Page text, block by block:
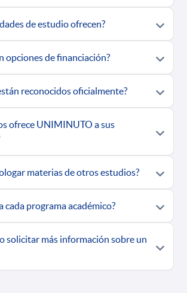
de estudio ofrecen?
opciones de financiación?
reconocidos oficialmente?
ofrece UNIMINUTO a sus
materias de otros estudios?
cada programa académico?
solicitar más información sobre un